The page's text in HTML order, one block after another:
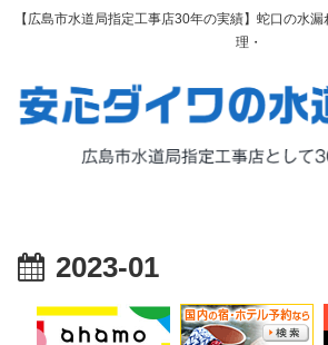
【広島市水道局指定工事店30年の実績】蛇口の水
理・
2023-01